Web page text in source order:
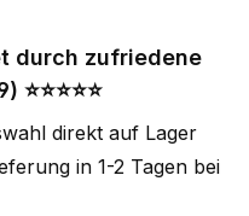
durch zufriedene
direkt auf Lager
in 1-2 Tagen bei